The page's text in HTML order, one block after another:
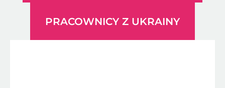
PRACOWNICY Z UKRAINY